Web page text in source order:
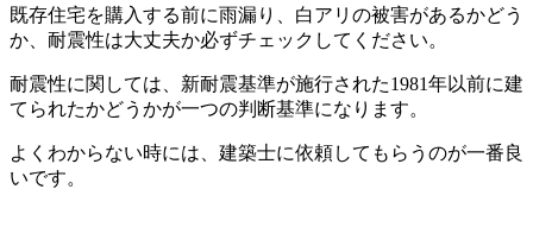
既存住宅を購入する前に雨漏り、白アリの被害があるかどう
か、耐震性は大丈夫か必ずチェックしてください。
耐震性に関しては、新耐震基準が施行された1981年以前に建
てられたかどうかが一つの判断基準になります。
よくわからない時には、建築士に依頼してもらうのが一番良
いです。